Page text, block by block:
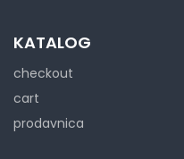
KATALOG
checkout
cart
prodavnica